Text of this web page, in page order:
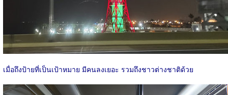
เมื่อถึงป้ายที่เป็นเป้าหมาย มีคนลงเยอะ รวมถึงชาวต่างชาติด้วย